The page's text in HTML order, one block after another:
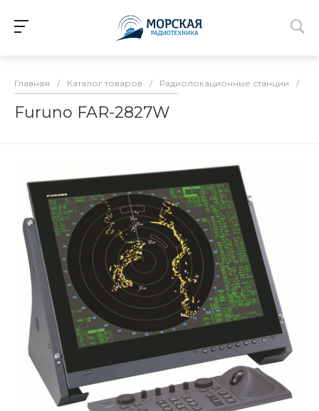
Главная / Каталог товаров / Радиолокационные станции /
Furuno FAR-2827W